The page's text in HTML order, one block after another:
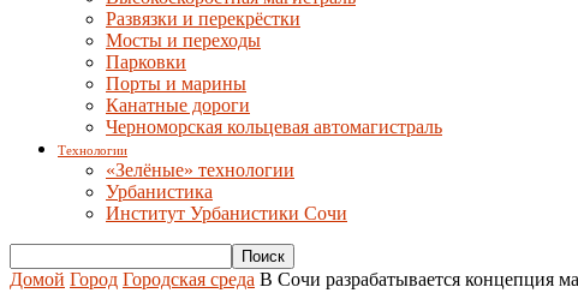
Развязки и перекрёстки
Мосты и переходы
Парковки
Порты и марины
Канатные дороги
Черноморская кольцевая автомагистраль
Технологии
«Зелёные» технологии
Урбанистика
Институт Урбанистики Сочи
Домой Город Городская среда В Сочи разрабатывается концепция